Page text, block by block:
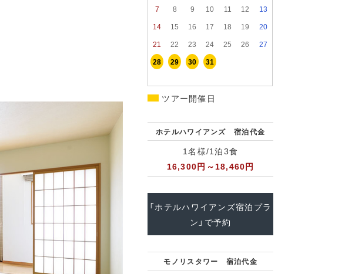
7
8 9 10 11 12
13
14
15 16 17 18 19
20
21
22 23 24 25 26
27
28
29 30 31
ツアー開催日
ホテルハワイアンズ 宿泊代金
1名様/1泊3食
16,300円～18,460円
「ホテルハワイアンズ宿泊プラ
ン」で予約
モノリスタワー 宿泊代金